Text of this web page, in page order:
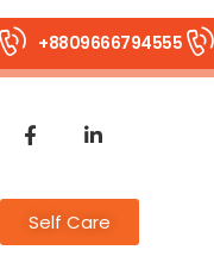
+8809666794555
Self Care